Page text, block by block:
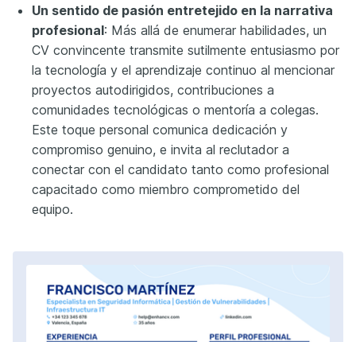
Un sentido de pasión entretejido en la narrativa
profesional: Más allá de enumerar habilidades, un
CV convincente transmite sutilmente entusiasmo por
la tecnología y el aprendizaje continuo al mencionar
proyectos autodirigidos, contribuciones a
comunidades tecnológicas o mentoría a colegas.
Este toque personal comunica dedicación y
compromiso genuino, e invita al reclutador a
conectar con el candidato tanto como profesional
capacitado como miembro comprometido del
equipo.